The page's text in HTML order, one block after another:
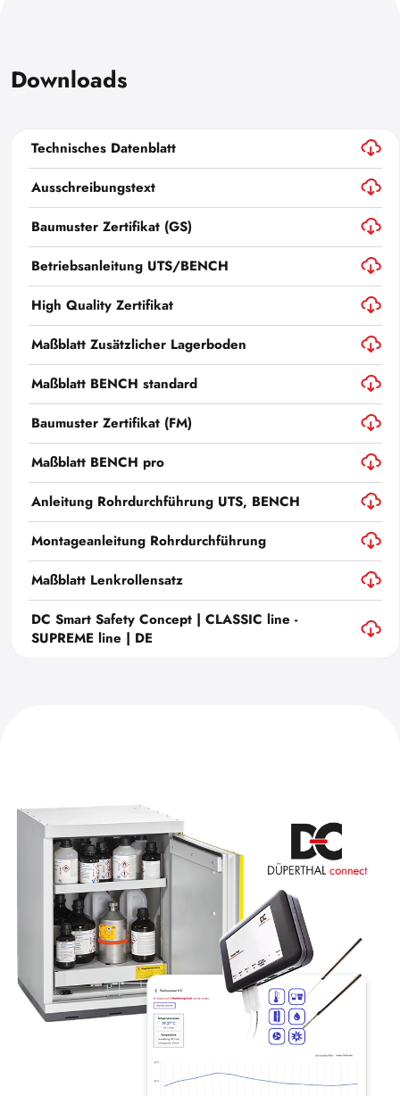
Downloads
Technisches Datenblatt
Ausschreibungstext
Baumuster Zertifikat (GS)
Betriebsanleitung UTS/BENCH
High Quality Zertifikat
Maßblatt Zusätzlicher Lagerboden
Maßblatt BENCH standard
Baumuster Zertifikat (FM)
Maßblatt BENCH pro
Anleitung Rohrdurchführung UTS, BENCH
Montageanleitung Rohrdurchführung
Maßblatt Lenkrollensatz
DC Smart Safety Concept | CLASSIC line -
SUPREME line | DE